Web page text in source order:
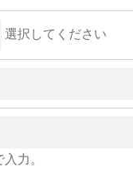
選択してください
力。